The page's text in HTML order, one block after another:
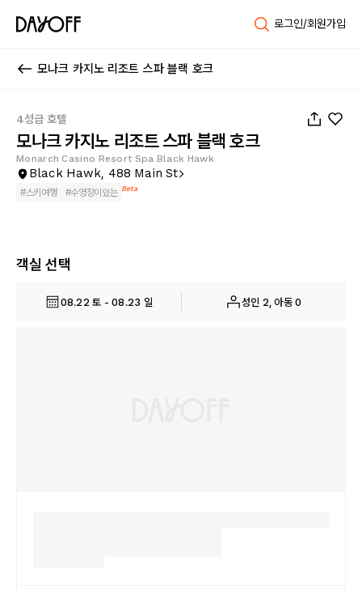
로그인/회원가입
모나크 카지노 리조트 스파 블랙 호크
4성급 호텔
모나크 카지노 리조트 스파 블랙 호크
Monarch Casino Resort Spa Black Hawk
Black Hawk, 488 Main St
#스키여행 #수영장이있는 Beta
객실 선택
08.22 토 - 08.23 일 성인 2, 아동 0